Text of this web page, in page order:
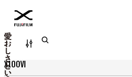
Filter
X100VI